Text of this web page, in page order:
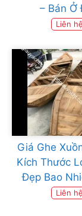
– Bán Ở
Liên hệ
Giá Ghe
Kích Thước
Đẹp Bao
Liên hệ